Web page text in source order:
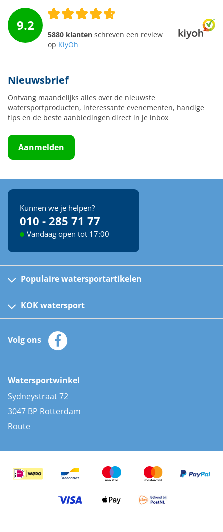
9.2
5880 klanten schreven een review
op KiyOh
Nieuwsbrief
Ontvang maandelijks alles over de nieuwste
watersportproducten, interessante evenementen, handige
tips en de beste aanbiedingen direct in je inbox
Aanmelden
Kunnen we je helpen?
010 - 285 71 77
Vandaag open tot 17:00
Populaire watersportartikelen
Kinder reddingsvesten
Automatische reddingsvesten
Zeilkleding
Zonnepanelen
AIS transponders
Stootwillen en fenders
Bootkussens
Zwemtrappen
KOK watersport
Klantenservice
Merken
Volg ons
Watersportwinkel
Sydneystraat 72
3047 BP Rotterdam
Route